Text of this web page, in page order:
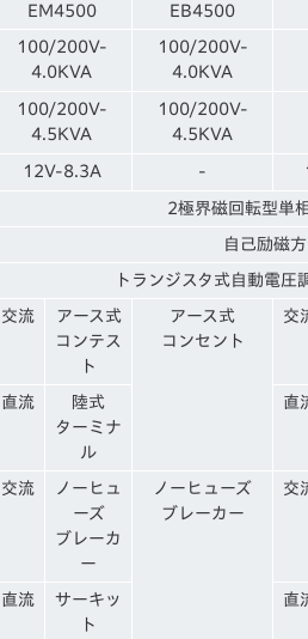
EM4500 EB4500
100/200V-
4.0KVA
100/200V-
4.0KVA
100/200V-
4.5KVA
100/200V-
4.5KVA
12V-8.3A -
2極界磁回転型単
自己励磁
トランジスタ式自動電圧
交流
アース式
コンテス
ト
アース式
コンセント
交
直流
陸式
ターミナ
ル
直
交流
ノーヒュ
ーズ
ブレーカ
ー
ノーヒューズ
ブレーカー
交
直流
サーキッ
ト
直